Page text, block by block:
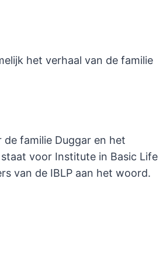
het verhaal van de familie
de familie Duggar en het
voor Institute in Basic Life
van de IBLP aan het woord.